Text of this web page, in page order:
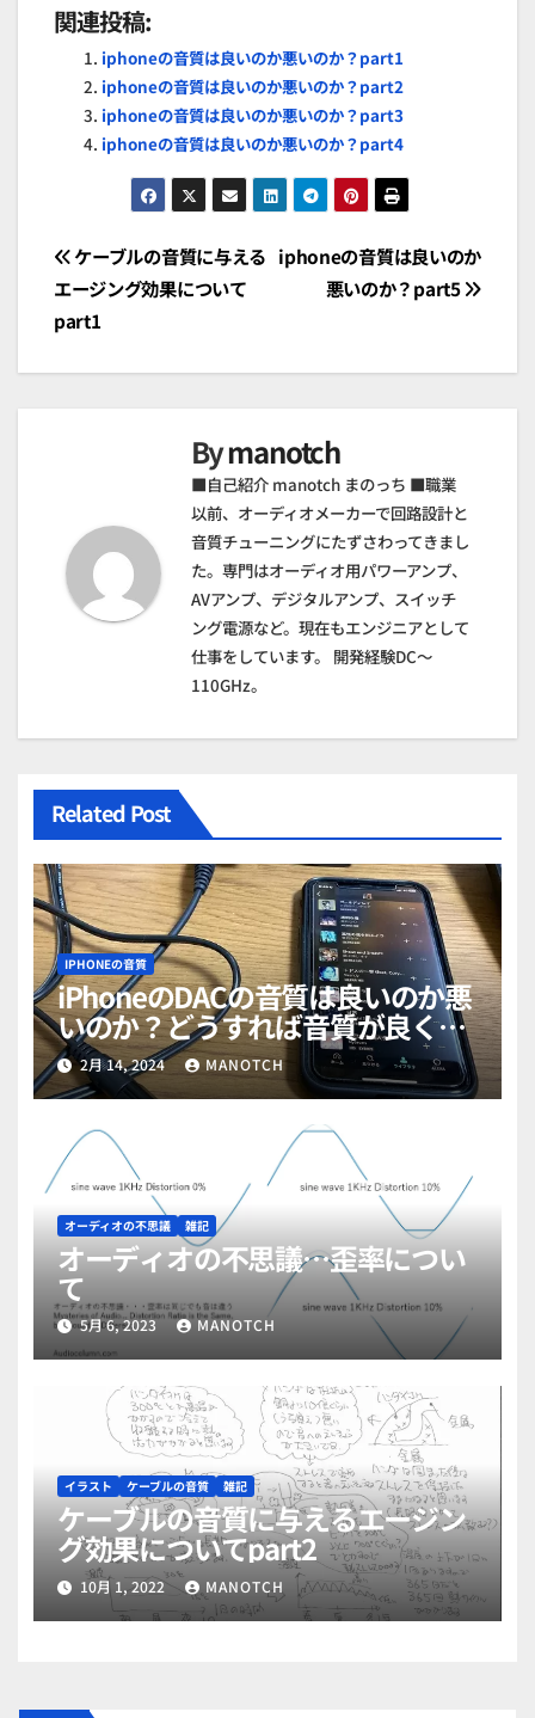
関連投稿:
iphoneの音質は良いのか悪いのか？part1
iphoneの音質は良いのか悪いのか？part2
iphoneの音質は良いのか悪いのか？part3
iphoneの音質は良いのか悪いのか？part4
投
稿
ナ
シ
ョ
iphoneの音質は良いのか
悪いのか？part5
ケーブルの音質に与える
エージング効果について
part1
Bymanotch
■自己紹介 manotch まのっち ■職業
以前、オーディオメーカーで回路設計と
音質チューニングにたずさわってきまし
た。専門はオーディオ用パワーアンプ、
AVアンプ、デジタルアンプ、スイッチ
ング電源など。現在もエンジニアとして
仕事をしています。 開発経験DC～
110GHz。
Related Post
IPHONEの音質
iPhoneのDACの音質は良いのか悪
いのか？どうすれば音質が良くな
る？総集編（後日談あり）
2月 14, 2024 MANOTCH
オーディオの不思議 雑記
オーディオの不思議…歪率につい
て
5月 6, 2023 MANOTCH
イラスト ケーブルの音質 雑記
ケーブルの音質に与えるエージン
グ効果についてpart2
10月 1, 2022 MANOTCH